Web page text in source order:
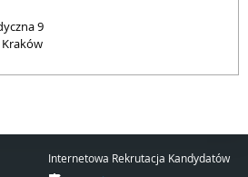
9
Kraków
Internetowa Rekrutacja Kandydatów